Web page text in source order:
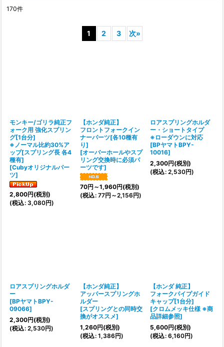
170件
1 2 3 次»
モンキー/ゴリラ純正フ
ォーク用 強化スプリン
グ[1台分]
※ノーマル比約30%ア
ップ[スプリング長 各4
種有]
[Cubyオリジナルパー
ツ]
2,800円(税別)
(税込: 3,080円)
【ホンダ純正】
フロントフォークイン
ナーパーツ[各10種有
り]
[オーバーホールやスプ
リング交換時に必須パ
ーツです]
70円 ～1,960円(税別)
(税込: 77円 ～2,156円)
ロアスプリングホルダ
ー・ショートタイプ
※ローダウンに対応
[BPヤマトBPY-
10016]
2,300円(税別)
(税込: 2,530円)
ロアスプリングホルダ
ー
[BPヤマトBPY-
09066]
2,300円(税別)
(税込: 2,530円)
【ホンダ純正】
アッパースプリングホ
ルダー
[スプリングとの同時交
換がオススメ]
1,260円(税別)
(税込: 1,386円)
【ホンダ 純正】
フォークパイプガイド
キャップ[1台分]
[クロムメッキ仕様 ※商
品詳細参照]
5,600円(税別)
(税込: 6,160円)